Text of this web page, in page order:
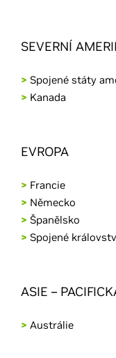
SEVERNÍ
> Spojené státy
> Kanada
EVROPA
> Francie
> Německo
> Španělsko
> Spojené
ASIE –
> Austrálie